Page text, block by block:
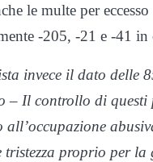
le multe per
-205, -21 e -41 in
invece il dato delle
– Il controllo di
all’occupazione
tristezza proprio per